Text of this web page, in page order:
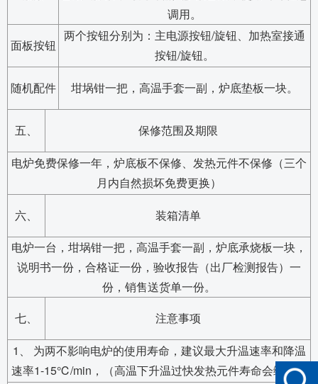
调用。
面板按钮
两个按钮分别为：主电源按钮/旋钮、加热室接通
按钮/旋钮。
随机配件
坩埚钳一把，高温手套一副，炉底垫板一块。
五、
保修范围及期限
电炉免费保修一年，炉底板不保修、发热元件不保修（三个
月内自然损坏免费更换）
六、
装箱清单
电炉一台，坩埚钳一把，高温手套一副，炉底承烧板一块，
说明书一份，合格证一份，验收报告（出厂检测报告）一
份，销售送货单一份。
七、
注意事项
1、 为两不影响电炉的使用寿命，建议最大升温速率和降温
速率1-15℃/min，（高温下升温过快发热元件寿命会缩短）